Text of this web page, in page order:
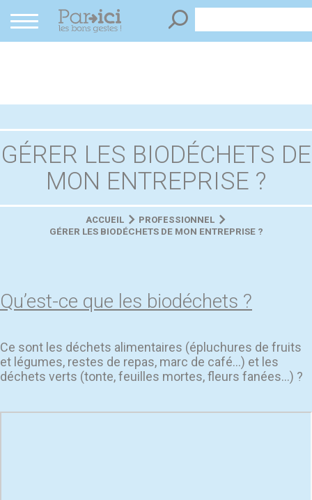
GÉRER LES BIODÉCHETS DE
MON ENTREPRISE ?
ACCUEIL PROFESSIONNEL
GÉRER LES BIODÉCHETS DE MON ENTREPRISE ?
Qu’est-ce que les biodéchets ?
Ce sont les déchets alimentaires (épluchures de fruits
et légumes, restes de repas, marc de café…) et les
déchets verts (tonte, feuilles mortes, fleurs fanées…) ?